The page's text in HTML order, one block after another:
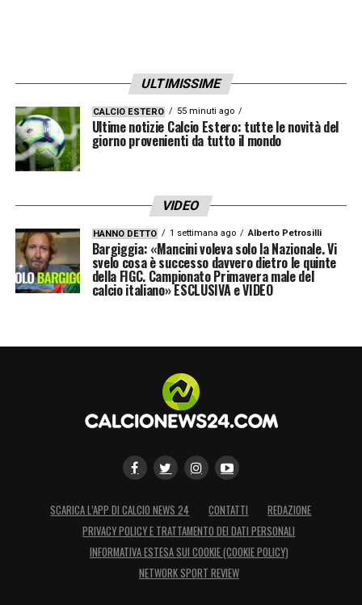
ULTIMISSIME
CALCIO ESTERO 55 minuti ago
Ultime notizie Calcio Estero: tutte le novità del
giorno provenienti da tutto il mondo
VIDEO
HANNO DETTO 1 settimana ago Alberto Petrosilli
Bargiggia: «Mancini voleva solo la Nazionale. Vi
svelo cosa è successo davvero dietro le quinte
della FIGC. Campionato Primavera male del
calcio italiano» ESCLUSIVA e VIDEO
SCARICA L’APP DI CALCIO NEWS 24 CONTATTI
REDAZIONE
PRIVACY POLICY E TRATTAMENTO DEI DATI PERSONALI
INFORMATIVA ESTESA SUI COOKIE (COOKIE POLICY)
NETWORK SPORT REVIEW